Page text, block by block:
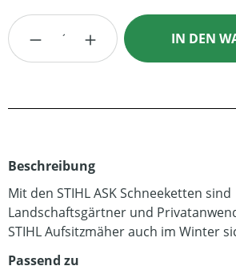
Produkt Anzahl: Gib den
IN DEN
Beschreibung
Mit den STIHL ASK Schneeketten sind
Landschaftsgärtner und
STIHL Aufsitzmäher auch im Winter
Passend zu